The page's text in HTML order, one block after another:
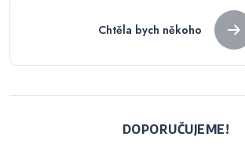
příspěvekChtěla bych někoho
DOPORUČUJEME!